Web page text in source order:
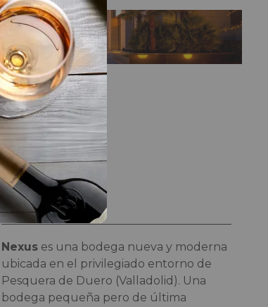
Bodega
Bodegas Nexus
Bodeguero
Camino Pardo
Nexuses una bodega nueva y moderna
ubicada en el privilegiado entorno de
Pesquera de Duero (Valladolid). Una
bodega pequeña pero de última